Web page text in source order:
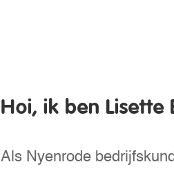
Hoi, ik ben Lisette
Als Nyenrode